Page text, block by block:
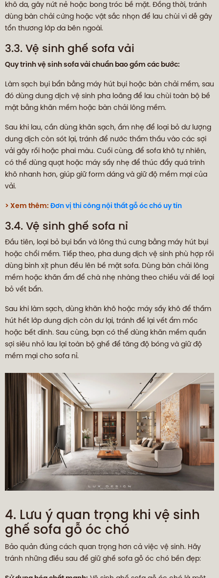
khô da, gây nứt nẻ hoặc bong tróc bề mặt. Đồng thời, tránh
dùng bàn chải cứng hoặc vật sắc nhọn để lau chùi vì dễ gây
tổn thương lớp da bên ngoài.
3.3. Vệ sinh ghế sofa vải
Quy trình vệ sinh sofa vải chuẩn bao gồm các bước:
Làm sạch bụi bẩn bằng máy hút bụi hoặc bàn chải mềm, sau
đó dùng dung dịch vệ sinh pha loãng để lau chùi toàn bộ bề
mặt bằng khăn mềm hoặc bàn chải lông mềm.
Sau khi lau, cần dùng khăn sạch, ẩm nhẹ để loại bỏ dư lượng
dung dịch còn sót lại, tránh để nước thấm thấu vào các sợi
vải gây rối hoặc phai màu. Cuối cùng, để sofa khô tự nhiên,
có thể dùng quạt hoặc máy sấy nhẹ để thúc đẩy quá trình
khô nhanh hơn, giúp giữ form dáng và giữ độ mềm mại của
vải.
> Xem thêm: Đơn vị thi công nội thất gỗ óc chó uy tín
3.4. Vệ sinh ghế sofa nỉ
Đầu tiên, loại bỏ bụi bẩn và lông thú cưng bằng máy hút bụi
hoặc chổi mềm. Tiếp theo, pha dung dịch vệ sinh phù hợp rồi
dùng bình xịt phun đều lên bề mặt sofa. Dùng bàn chải lông
mềm hoặc khăn ẩm để chà nhẹ nhàng theo chiều vải để loại
bỏ vết bẩn.
Sau khi làm sạch, dùng khăn khô hoặc máy sấy khô để thấm
hút hết lớp dung dịch còn dư lại, tránh để lại vết ẩm mốc
hoặc bết dính. Sau cùng, bạn có thể dùng khăn mềm quấn
sợi siêu nhỏ lau lại toàn bộ ghế để tăng độ bóng và giữ độ
mềm mại cho sofa nỉ.
4. Lưu ý quan trọng khi vệ sinh
ghế sofa gỗ óc chó
Bảo quản đúng cách quan trọng hơn cả việc vệ sinh. Hãy
tránh những điều sau để giữ ghế sofa gỗ óc chó bền đẹp: